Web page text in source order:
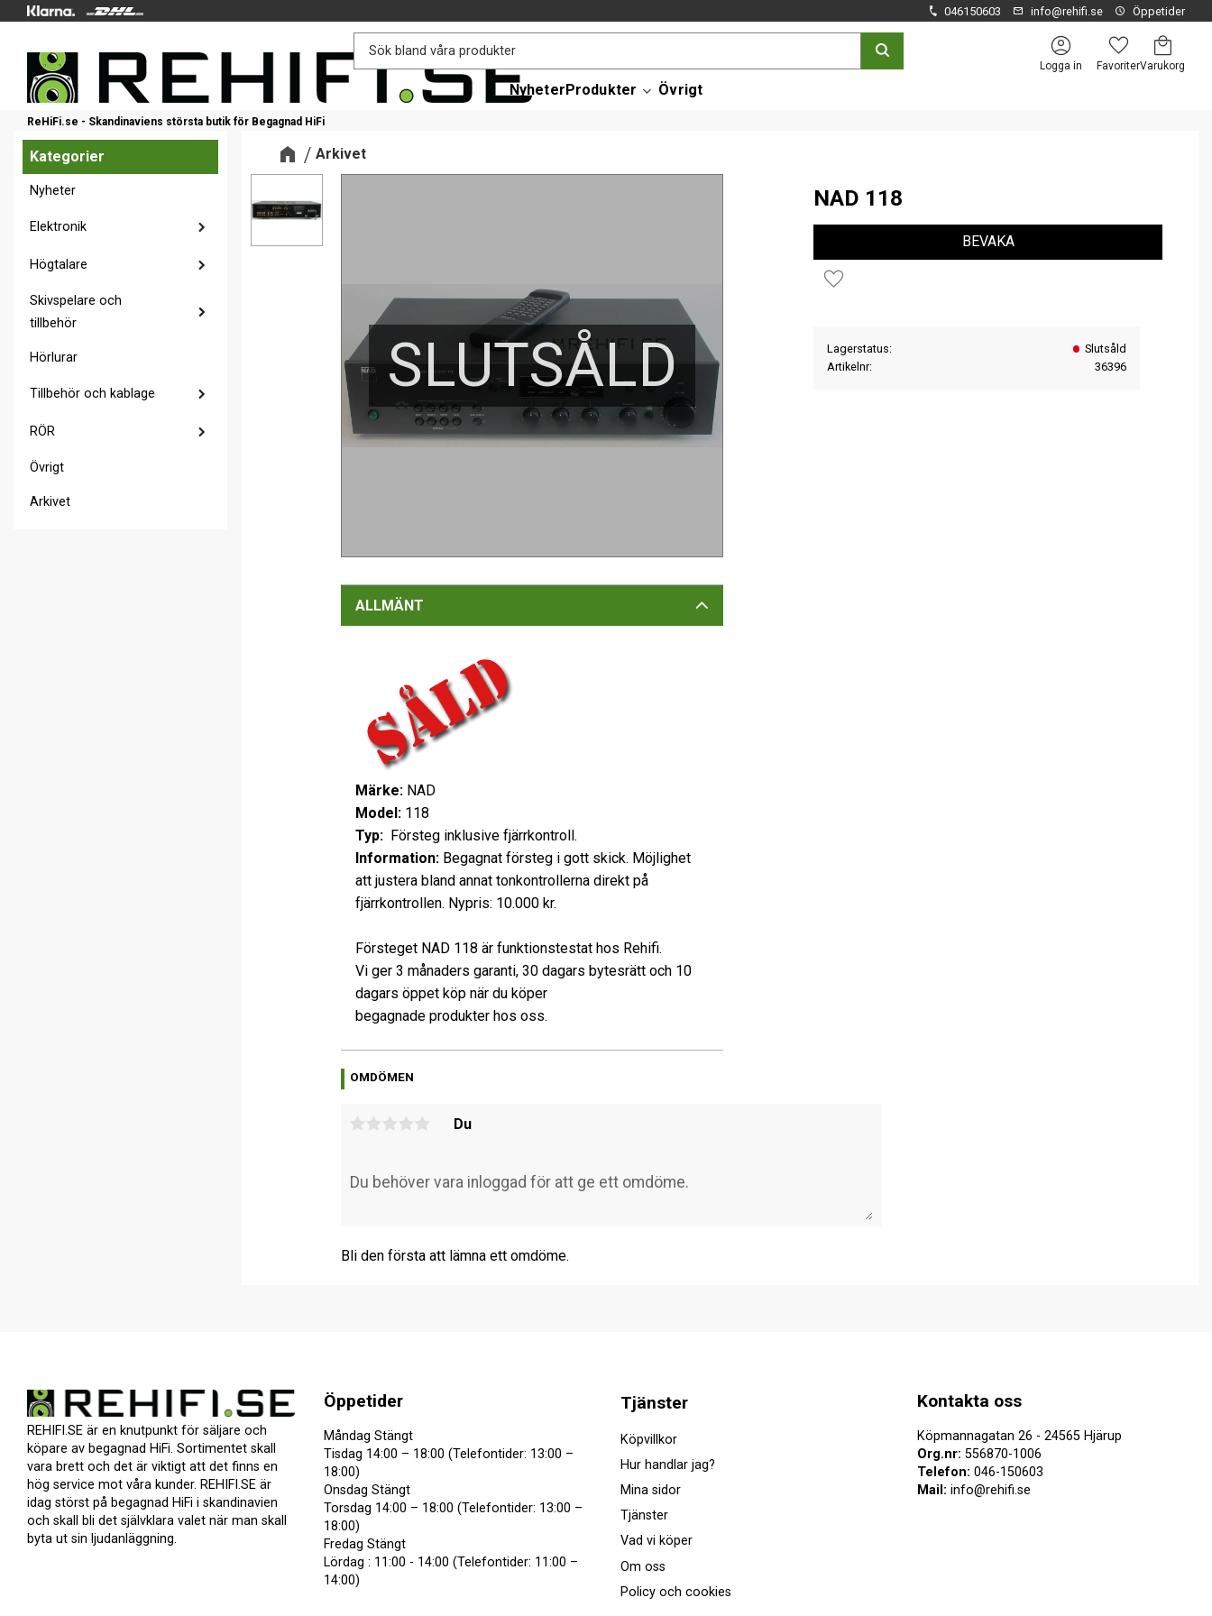
046150603 info@rehifi.se Öppetider
ReHiFi.se - Skandinaviens största butik för Begagnad HiFi
Logga in
Favoriter
Kundvagn
NyheterProdukter Övrigt
Arkivet
NAD 118
SLUTSÅLD
Lägg till i favoriter
BEVAKA
Lagerstatus
Slutsåld
Artikelnr
36396
ALLMÄNT
Märke:NAD
Model:118
Typ: Försteg inklusive fjärrkontroll.
Information:Begagnat försteg i gott skick. Möjlighet
att justera bland annat tonkontrollerna direkt på
fjärrkontrollen. Nypris: 10.000 kr.
Försteget NAD 118 är funktionstestat hos Rehifi.
Vi ger 3 månaders garanti, 30 dagars bytesrätt och 10
dagars öppet köp när du köper
begagnade produkter hos oss.
OMDÖMEN
Du
Bli den första att lämna ett omdöme.
Kategorier
Nyheter
Elektronik
Högtalare
Skivspelare och
tillbehör
Hörlurar
Tillbehör och kablage
RÖR
Övrigt
Arkivet
REHIFI.SE är en knutpunkt för säljare och
köpare av begagnad HiFi. Sortimentet skall
vara brett och det är viktigt att det finns en
hög service mot våra kunder. REHIFI.SE är
idag störst på begagnad HiFi i skandinavien
och skall bli det självklara valet när man skall
byta ut sin ljudanläggning.
Öppetider
Måndag Stängt
Tisdag 14:00 – 18:00 (Telefontider: 13:00 –
18:00)
Onsdag Stängt
Torsdag 14:00 – 18:00 (Telefontider: 13:00 –
18:00)
Fredag Stängt
Lördag : 11:00 - 14:00 (Telefontider: 11:00 –
14:00)
Kontakta oss
Köpmannagatan 26 - 24565 Hjärup
Org.nr: 556870-1006
Telefon: 046-150603
Mail: info@rehifi.se
Tjänster
Köpvillkor
Hur handlar jag?
Mina sidor
Tjänster
Vad vi köper
Om oss
Policy och cookies